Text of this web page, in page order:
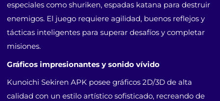
especiales como shuriken, espadas katana para destruir
enemigos. El juego requiere agilidad, buenos reflejos y
tácticas inteligentes para superar desafíos y completar
misiones.
Gráficos impresionantes y sonido vívido
Kunoichi Sekiren APK posee gráficos 2D/3D de alta
calidad con un estilo artístico sofisticado, recreando de